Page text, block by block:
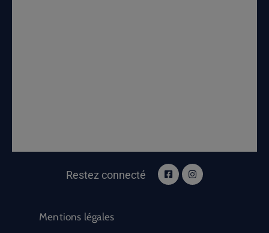
Restez connecté
Mentions légales